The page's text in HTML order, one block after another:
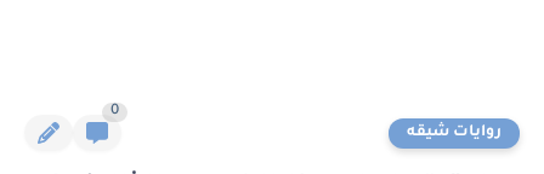
روايات شيقه
0